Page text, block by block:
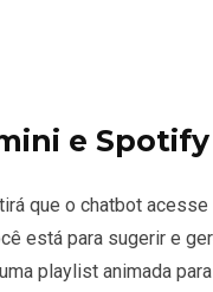
e
que o chatbot
está para sugerir e
playlist animada